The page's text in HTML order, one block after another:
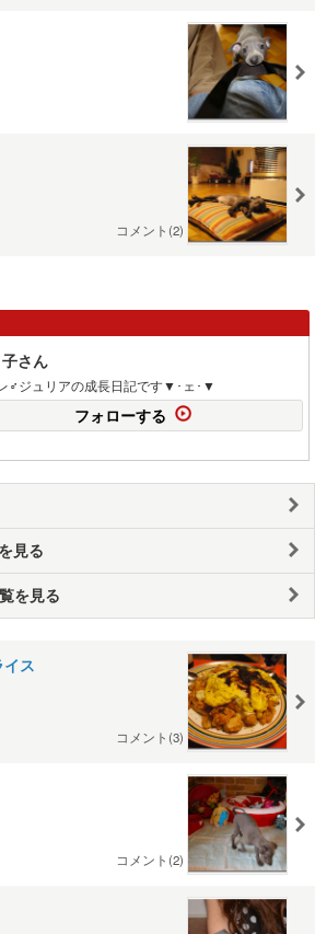
コメント(2)
さん
♂ジュリアの成長日記です▼･ェ･▼
フォローする
見る
を見る
ス
コメント(3)
コメント(2)